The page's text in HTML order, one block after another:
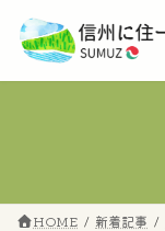
ン
プ
ー
動
HOME 新着記事